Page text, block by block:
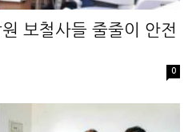
보철사들 줄줄이 안전
0